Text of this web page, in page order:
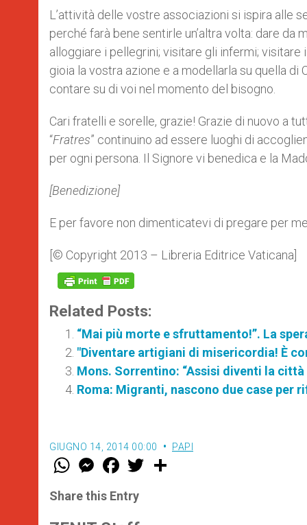
L’attività delle vostre associazioni si ispira alle
perché farà bene sentirle un’altra volta: dare da
alloggiare i pellegrini; visitare gli infermi;
gioia la vostra azione e a modellarla su quella
contare su di voi nel momento del bisogno.
Cari fratelli e sorelle, grazie! Grazie di nuovo a
“Fratres” continuino ad essere luoghi di
per ogni persona. Il Signore vi benedica e la
[Benedizione]
E per favore non dimenticatevi di pregare per
[© Copyright 2013 – Libreria Editrice Vaticana]
Related Posts:
“Mai più morte e sfruttamento!”. La
"Diventare artigiani di misericordia! È
Mons. Sorrentino: “Assisi diventi la
Roma: Migranti, nascono due case per
GIUGNO 14, 2014 00:00 PAPI
W
t
s
M
e
s
e
F
a
e
b
w
Share this Entry